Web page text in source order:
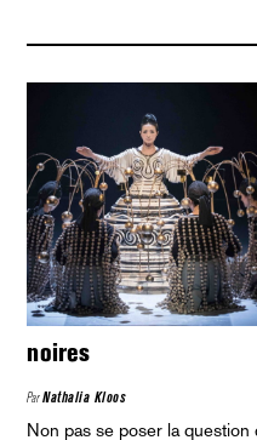
noires
ParNathalia Kloos
Non pas se poser la question du « on ne peut plus rien dire »,